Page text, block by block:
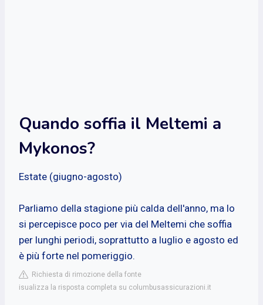
Quando soffia il Meltemi a
Mykonos?
Estate (giugno-agosto)
Parliamo della stagione più calda dell'anno, ma lo
si percepisce poco per via del Meltemi che soffia
per lunghi periodi, soprattutto a luglio e agosto ed
è più forte nel pomeriggio.
Richiesta di rimozione della fonte
isualizza la risposta completa su columbusassicurazioni.it